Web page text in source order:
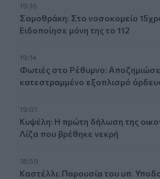
19:16
Σαμοθράκη: Στο νοσοκομείο
Ειδοποίησε μόνη της το 112
19:14
Φωτιές στο Ρέθυμνο:
κατεστραμμένο εξοπλισμό
19:01
Κυψέλη: Η πρώτη δήλωση της
Λίζα που βρέθηκε νεκρή
18:59
Καστέλλι: Παρουσία του υπ.